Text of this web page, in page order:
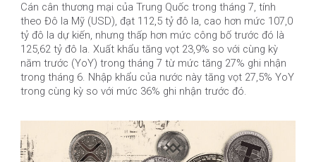
Cán cân thương mại của Trung Quốc trong tháng 7, tính
theo Đô la Mỹ (USD), đạt 112,5 tỷ đô la, cao hơn mức 107,0
tỷ đô la dự kiến, nhưng thấp hơn mức công bố trước đó là
125,62 tỷ đô la. Xuất khẩu tăng vọt 23,9% so với cùng kỳ
năm trước (YoY) trong tháng 7 từ mức tăng 27% ghi nhận
trong tháng 6. Nhập khẩu của nước này tăng vọt 27,5% YoY
trong cùng kỳ so với mức 36% ghi nhận trước đó.